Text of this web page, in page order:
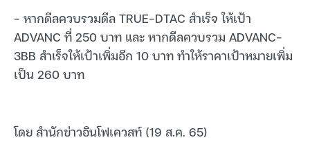
– หากดีลควบรวมดีล TRUE-DTAC สำเร็จ ให้เป้า
ADVANC ที่ 250 บาท และ หากดีลควบรวม ADVANC-
3BB สำเร็จให้เป้าเพิ่มอีก 10 บาท ทำให้ราคาเป้าหมายเพิ่ม
เป็น 260 บาท
โดย สำนักข่าวอินโฟเควสท์ (19 ส.ค. 65)